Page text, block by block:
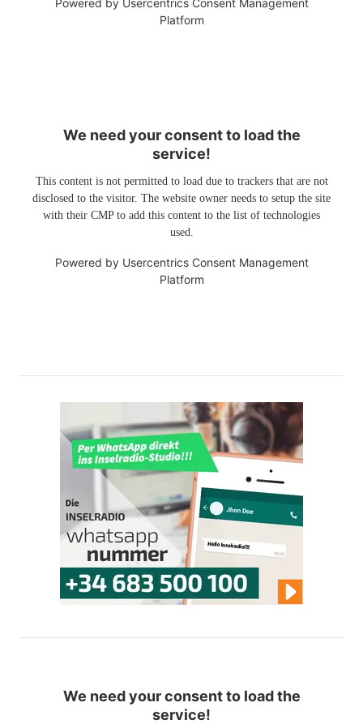
Platform
We need your consent to load the
service!
This content is not permitted to load due to trackers that are not
disclosed to the visitor. The website owner needs to setup the site
with their CMP to add this content to the list of technologies
used.
Powered by Usercentrics Consent Management
Platform
We need your consent to load the
service!